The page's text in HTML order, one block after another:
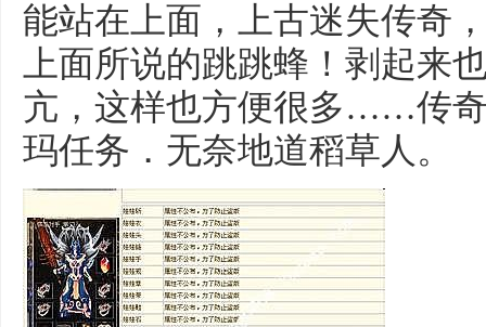
能站在上面，上古迷失传奇
上面所说的跳跳蜂！剥起来
亢，这样也方便很多……传
玛任务．无奈地道稻草人。